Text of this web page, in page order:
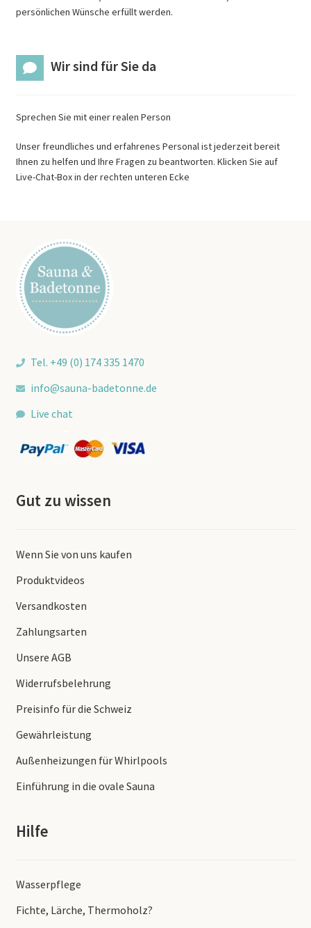
persönlichen Wünsche erfüllt werden.
Wir sind für Sie da
Sprechen Sie mit einer realen Person
Unser freundliches und erfahrenes Personal ist jederzeit bereit
Ihnen zu helfen und Ihre Fragen zu beantworten. Klicken Sie auf
Live-Chat-Box in der rechten unteren Ecke
Tel. +49 (0) 174 335 1470
info@sauna-badetonne.de
Live chat
Gut zu wissen
Wenn Sie von uns kaufen
Produktvideos
Versandkosten
Zahlungsarten
Unsere AGB
Widerrufsbelehrung
Preisinfo für die Schweiz
Gewährleistung
Außenheizungen für Whirlpools
Einführung in die ovale Sauna
Hilfe
Wasserpflege
Fichte, Lärche, Thermoholz?